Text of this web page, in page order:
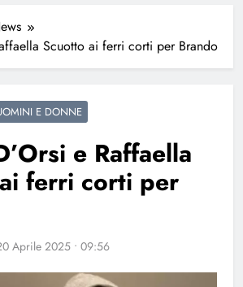
Scuotto ai ferri corti per Brando
E DONNE
e Raffaella
ferri corti per
Aprile 2025 • 09:56